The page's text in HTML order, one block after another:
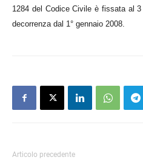
1284 del Codice Civile è fissata al
decorrenza dal 1° gennaio 2008.
Articolo precedente